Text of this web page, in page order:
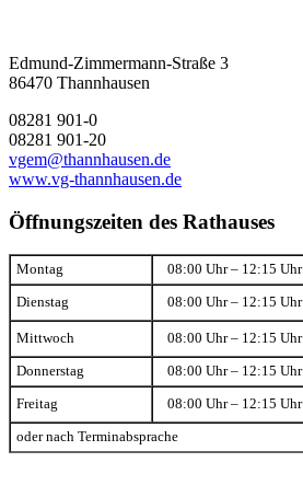
Edmund-Zimmermann-Straße 3
86470 Thannhausen
08281 901-0
08281 901-20
vgem@thannhausen.de
www.vg-thannhausen.de
Öffnungszeiten des Rathauses
Montag 08:00 Uhr – 12:15 Uhr
Dienstag 08:00 Uhr – 12:15 Uhr
Mittwoch 08:00 Uhr – 12:15 Uhr
Donnerstag 08:00 Uhr – 12:15 Uhr
Freitag 08:00 Uhr – 12:15 Uhr
oder nach Terminabsprache